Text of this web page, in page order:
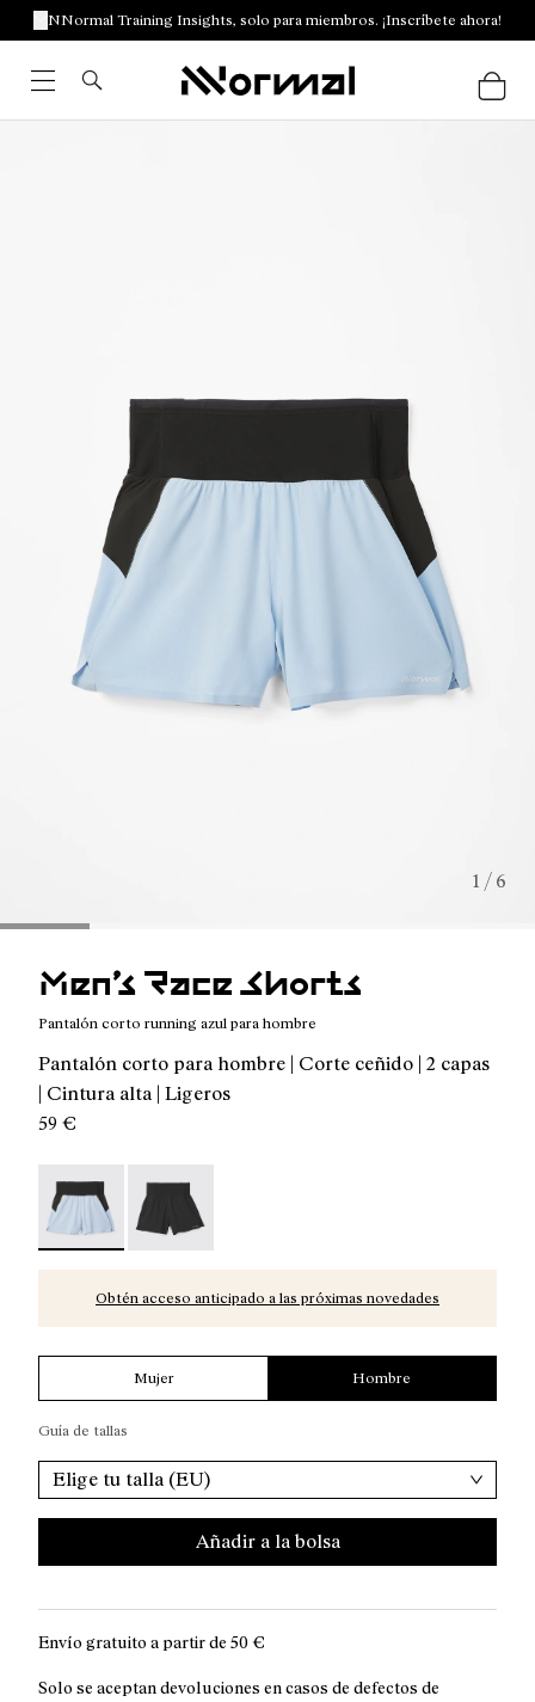
NNormal Training Insights, solo para miembros. ¡Inscríbete ahora!
1 / 6
Men’s Race Shorts
Pantalón corto running azul para hombre
Pantalón corto para hombre | Corte ceñido | 2 capas
| Cintura alta | Ligeros
59 €
Men’s Race Shorts - N1CMRS1-002 - Pantalón corto
Men’s Race Shorts - N1CMRS1-001
Obtén acceso anticipado a las próximas novedades
Mujer Hombre
Guía de tallas
Elige tu talla (EU)
Añadir a la bolsa
Envío gratuito a partir de 50 €
Solo se aceptan devoluciones en casos de defectos de